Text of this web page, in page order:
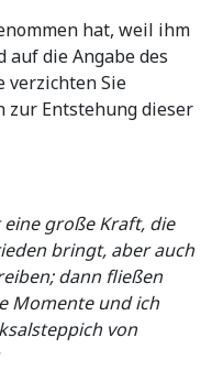
hat, weil ihm
auf die Angabe des
verzichten Sie
zur Entstehung dieser
eine große Kraft, die
bringt, aber auch
dann fließen
Momente und ich
von